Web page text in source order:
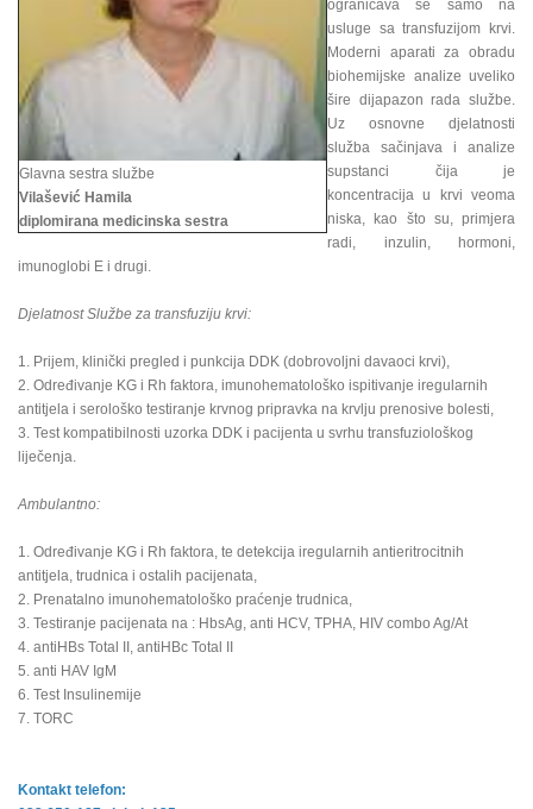
Glavna sestra službe
Vilašević Hamila
diplomirana medicinska sestra
ograničava se samo na
usluge sa transfuzijom krvi.
Moderni aparati za obradu
biohemijske analize uveliko
šire dijapazon rada službe.
Uz osnovne djelatnosti
služba sačinjava i analize
supstanci čija je
koncentracija u krvi veoma
niska, kao što su, primjera
radi, inzulin, hormoni,
imunoglobi E i drugi.
Djelatnost Službe za transfuziju krvi:
1. Prijem, klinički pregled i punkcija DDK (dobrovoljni davaoci krvi),
2. Određivanje KG i Rh faktora, imunohematološko ispitivanje iregularnih
antitjela i serološko testiranje krvnog pripravka na krvlju prenosive bolesti,
3. Test kompatibilnosti uzorka DDK i pacijenta u svrhu transfuziološkog
liječenja.
Ambulantno:
1. Određivanje KG i Rh faktora, te detekcija iregularnih antieritrocitnih
antitjela, trudnica i ostalih pacijenata,
2. Prenatalno imunohematološko praćenje trudnica,
3. Testiranje pacijenata na : HbsAg, anti HCV, TPHA, HIV combo Ag/At
4. antiHBs Total II, antiHBc Total II
5. anti HAV IgM
6. Test Insulinemije
7. TORC
Kontakt telefon: